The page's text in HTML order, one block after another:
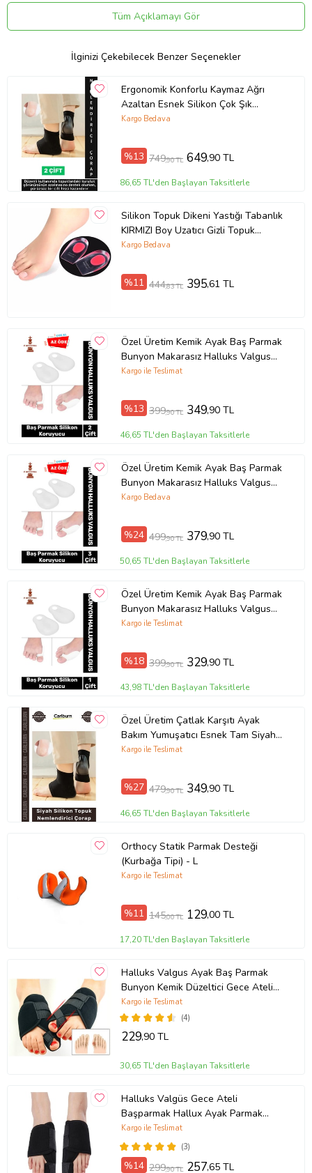
Carlburn özel üretim diken çorabı tabanlık silikon topuk gömleği
koruyucu bunyon ile ayaklarınızı şımartın ve sağlıkla kalın!
Tüm Açıklamayı Gör
İlginizi Çekebilecek Benzer Seçenekler
Ergonomik Konforlu Kaymaz Ağrı
Azaltan Esnek Silikon Çok Şık
Unisex Nemlendirici Topuk Çorabı 2
Kargo Bedava
%13 749,90 TL 649,90 TL
86,65 TL'den Başlayan Taksitlerle
Silikon Topuk Dikeni Yastığı Tabanlık
KIRMIZI Boy Uzatıcı Gizli Topuk
Koruyucu
Kargo Bedava
%11 444,83 TL 395,61 TL
Özel Üretim Kemik Ayak Baş Parmak
Bunyon Makarasız Halluks Valgus
Silikon Koruyucu 2 Çift
Kargo ile Teslimat
%13 399,90 TL 349,90 TL
46,65 TL'den Başlayan Taksitlerle
Özel Üretim Kemik Ayak Baş Parmak
Bunyon Makarasız Halluks Valgus
Silikon Koruyucu 3 Çift
Kargo Bedava
%24 499,90 TL 379,90 TL
50,65 TL'den Başlayan Taksitlerle
Özel Üretim Kemik Ayak Baş Parmak
Bunyon Makarasız Halluks Valgus
Silikon Koruyucu 1 Çift
Kargo ile Teslimat
%18 399,90 TL 329,90 TL
43,98 TL'den Başlayan Taksitlerle
Özel Üretim Çatlak Karşıtı Ayak
Bakım Yumuşatıcı Esnek Tam Siyah
Silikon Topuk Nemlendirici Çorap
Kargo ile Teslimat
%27 479,90 TL 349,90 TL
46,65 TL'den Başlayan Taksitlerle
Orthocy Statik Parmak Desteği
(Kurbağa Tipi) - L
Kargo ile Teslimat
%11 145,00 TL 129,00 TL
17,20 TL'den Başlayan Taksitlerle
Halluks Valgus Ayak Baş Parmak
Bunyon Kemik Düzeltici Gece Ateli
Bunyon Koruyucu Ayak Ateli
(4)
Kargo ile Teslimat
229,90 TL
30,65 TL'den Başlayan Taksitlerle
Halluks Valgüs Gece Ateli
Başparmak Hallux Ayak Parmak
Bunyon Kemik Düzeltici
(3)
Kargo ile Teslimat
%14 299,90 TL 257,65 TL